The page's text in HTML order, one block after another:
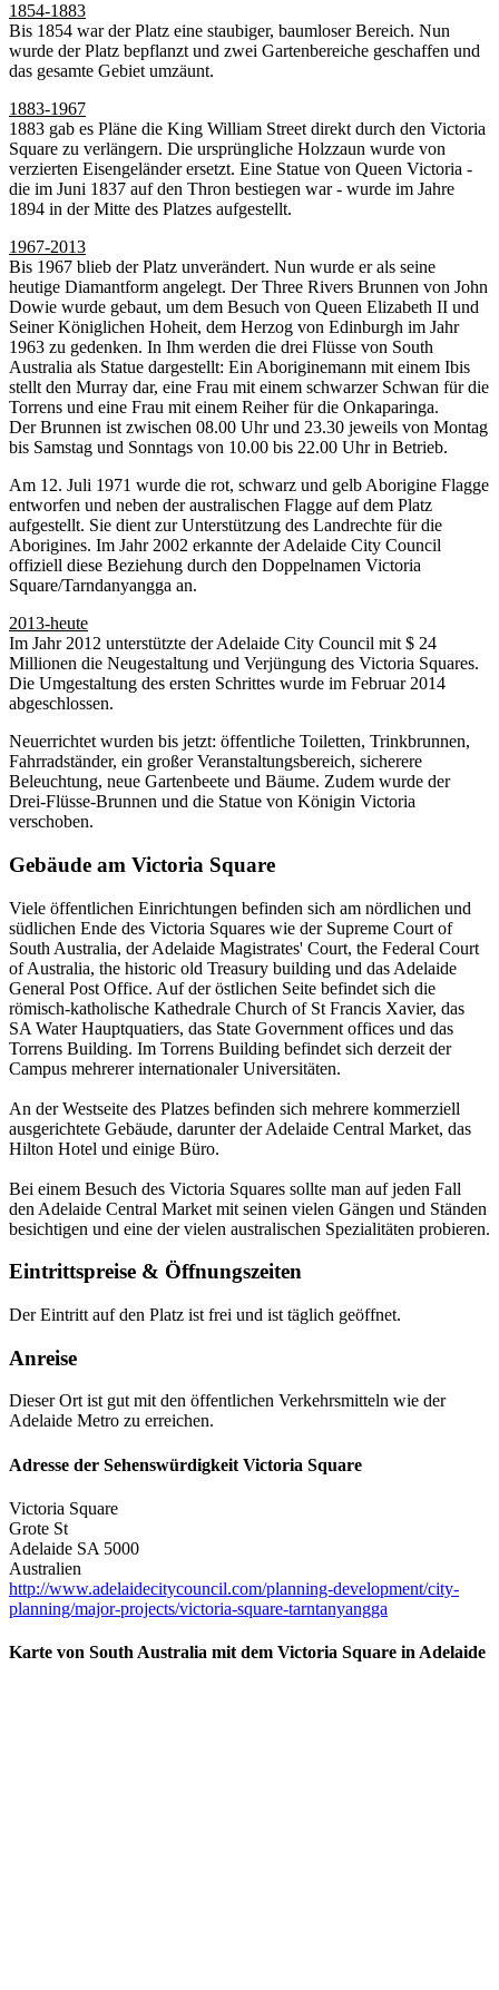
1854-1883
Bis 1854 war der Platz eine staubiger, baumloser Bereich. Nun
wurde der Platz bepflanzt und zwei Gartenbereiche geschaffen und
das gesamte Gebiet umzäunt.
1883-1967
1883 gab es Pläne die King William Street direkt durch den Victoria
Square zu verlängern. Die ursprüngliche Holzzaun wurde von
verzierten Eisengeländer ersetzt. Eine Statue von Queen Victoria -
die im Juni 1837 auf den Thron bestiegen war - wurde im Jahre
1894 in der Mitte des Platzes aufgestellt.
1967-2013
Bis 1967 blieb der Platz unverändert. Nun wurde er als seine
heutige Diamantform angelegt. Der Three Rivers Brunnen von John
Dowie wurde gebaut, um dem Besuch von Queen Elizabeth II und
Seiner Königlichen Hoheit, dem Herzog von Edinburgh im Jahr
1963 zu gedenken. In Ihm werden die drei Flüsse von South
Australia als Statue dargestellt: Ein Aboriginemann mit einem Ibis
stellt den Murray dar, eine Frau mit einem schwarzer Schwan für die
Torrens und eine Frau mit einem Reiher für die Onkaparinga.
Der Brunnen ist zwischen 08.00 Uhr und 23.30 jeweils von Montag
bis Samstag und Sonntags von 10.00 bis 22.00 Uhr in Betrieb.
Am 12. Juli 1971 wurde die rot, schwarz und gelb Aborigine Flagge
entworfen und neben der australischen Flagge auf dem Platz
aufgestellt. Sie dient zur Unterstützung des Landrechte für die
Aborigines. Im Jahr 2002 erkannte der Adelaide City Council
offiziell diese Beziehung durch den Doppelnamen Victoria
Square/Tarndanyangga an.
2013-heute
Im Jahr 2012 unterstützte der Adelaide City Council mit $ 24
Millionen die Neugestaltung und Verjüngung des Victoria Squares.
Die Umgestaltung des ersten Schrittes wurde im Februar 2014
abgeschlossen.
Neuerrichtet wurden bis jetzt: öffentliche Toiletten, Trinkbrunnen,
Fahrradständer, ein großer Veranstaltungsbereich, sicherere
Beleuchtung, neue Gartenbeete und Bäume. Zudem wurde der
Drei-Flüsse-Brunnen und die Statue von Königin Victoria
verschoben.
Gebäude am Victoria Square
Viele öffentlichen Einrichtungen befinden sich am nördlichen und
südlichen Ende des Victoria Squares wie der Supreme Court of
South Australia, der Adelaide Magistrates' Court, the Federal Court
of Australia, the historic old Treasury building und das Adelaide
General Post Office. Auf der östlichen Seite befindet sich die
römisch-katholische Kathedrale Church of St Francis Xavier, das
SA Water Hauptquatiers, das State Government offices und das
Torrens Building. Im Torrens Building befindet sich derzeit der
Campus mehrerer internationaler Universitäten.
An der Westseite des Platzes befinden sich mehrere kommerziell
ausgerichtete Gebäude, darunter der Adelaide Central Market, das
Hilton Hotel und einige Büro.
Bei einem Besuch des Victoria Squares sollte man auf jeden Fall
den Adelaide Central Market mit seinen vielen Gängen und Ständen
besichtigen und eine der vielen australischen Spezialitäten probieren.
Eintrittspreise & Öffnungszeiten
Der Eintritt auf den Platz ist frei und ist täglich geöffnet.
Anreise
Dieser Ort ist gut mit den öffentlichen Verkehrsmitteln wie der
Adelaide Metro zu erreichen.
Adresse der Sehenswürdigkeit Victoria Square
Victoria Square
Grote St
Adelaide SA 5000
Australien
http://www.adelaidecitycouncil.com/planning-development/city-
planning/major-projects/victoria-square-tarntanyangga
Karte von South Australia mit dem Victoria Square in Adelaide